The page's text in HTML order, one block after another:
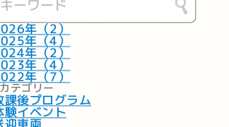
年（2）
年（4）
年（2）
年（4）
年（7）
カテゴリー
課後プログラム
験イベント
迎車両